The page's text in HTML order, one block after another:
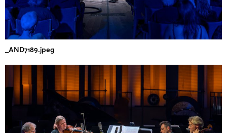
_AND7189.jpeg